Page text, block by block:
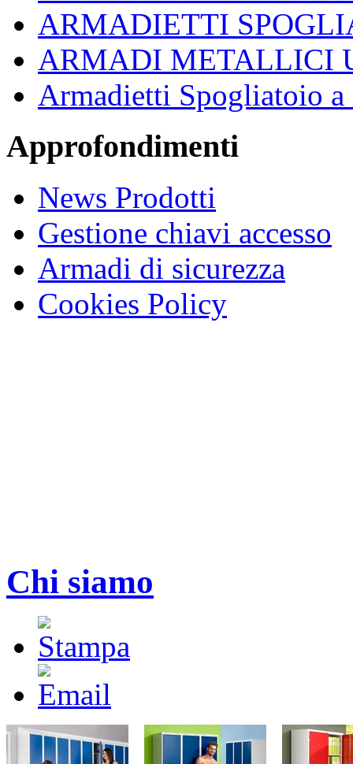
ARMADIETTI
ARMADI METALLICI
Armadietti Spogliatoio a
Approfondimenti
News Prodotti
Gestione chiavi accesso
Armadi di sicurezza
Cookies Policy
Chi siamo